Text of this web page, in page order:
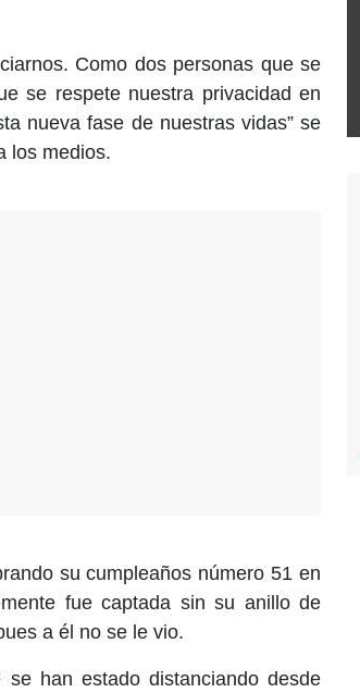
Como dos personas que se
se respete nuestra privacidad en
nueva fase de nuestras vidas” se
los medios.
su cumpleaños número 51 en
fue captada sin su anillo de
a él no se le vio.
han estado distanciando desde